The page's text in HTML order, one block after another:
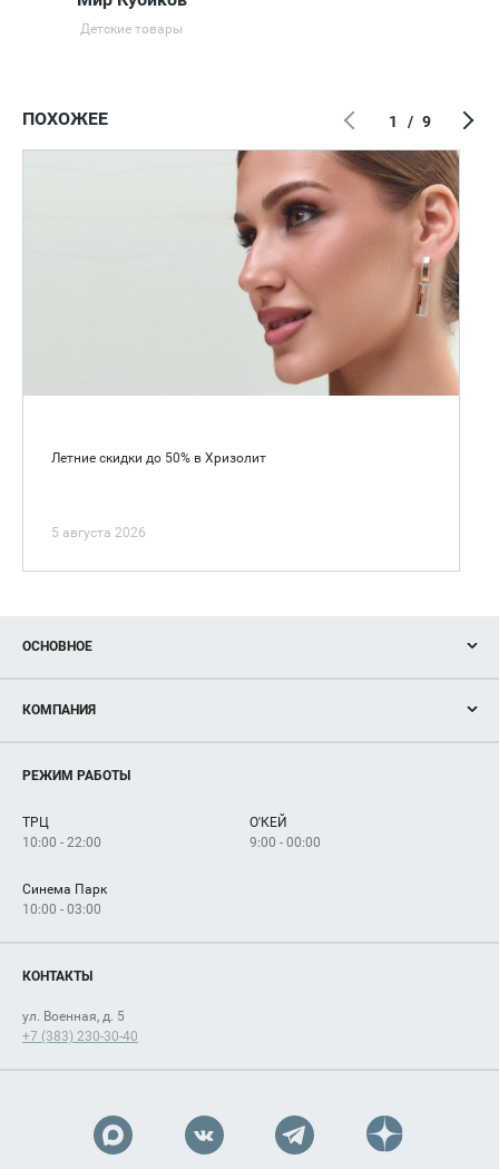
Детские товары
ПОХОЖЕЕ
Летние скидки до 50% в Хризолит
5 августа 2026
1 / 9
ОСНОВНОЕ
Новости
Магазины
Услуги
КОМПАНИЯ
Рекламодателям
Как добраться
РЕЖИМ РАБОТЫ
ТРЦ
10:00 - 22:00
О'КЕЙ
9:00 - 00:00
Синема Парк
10:00 - 03:00
КОНТАКТЫ
ул. Военная, д. 5
+7 (383) 230-30-40